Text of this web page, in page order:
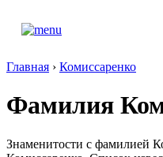
Главная › Комиссаренко
Фамилия
Знаменитости с фамилией